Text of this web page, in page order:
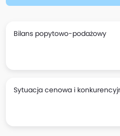
Bilans popytowo-podażowy
Sytuacja cenowa i